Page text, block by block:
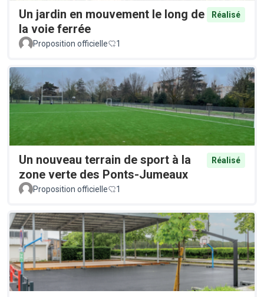
Un jardin en mouvement le long de
la voie ferrée
Réalisé
Proposition officielle 1
Un nouveau terrain de sport à la
zone verte des Ponts-Jumeaux
Réalisé
Proposition officielle 1